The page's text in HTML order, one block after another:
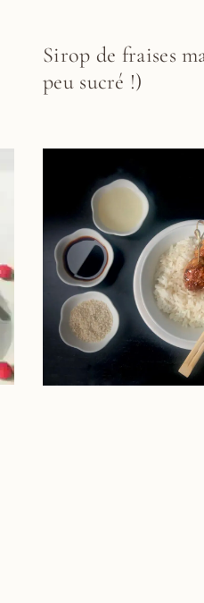
Sirop de fraises
peu sucré !)